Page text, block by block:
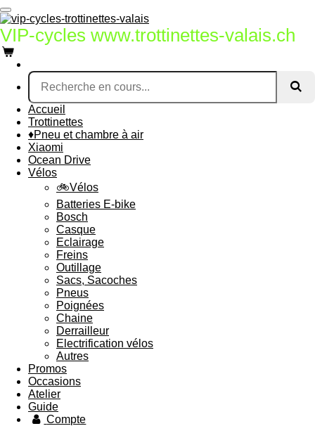
Passer
au
contenu
principal
VIP-cycles www.trottinettes-valais.ch
Accueil
Trottinettes
♦Pneu et chambre à air
Xiaomi
Ocean Drive
Vélos
🚲Vélos
Batteries E-bike
Bosch
Casque
Eclairage
Freins
Outillage
Sacs, Sacoches
Pneus
Poignées
Chaine
Derrailleur
Electrification vélos
Autres
Promos
Occasions
Atelier
Guide
Compte